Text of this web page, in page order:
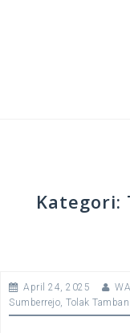
Kategori:
April 24, 2025
Sumberrejo, Tolak